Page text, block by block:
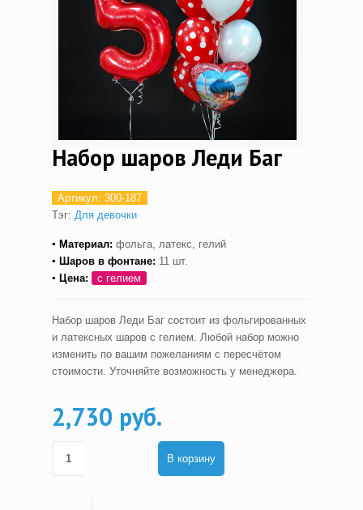
Набор шаров Леди Баг
Артикул: 300-187
Тэг: Для девочки
▪ Материал: фольга, латекс, гелий
▪ Шаров в фонтане: 11 шт.
▪ Цена:
с гелием
Набор шаров Леди Баг состоит из фольгированных
и латексных шаров с гелием. Любой набор можно
изменить по вашим пожеланиям с пересчётом
стоимости. Уточняйте возможность у менеджера.
2,730 руб.
В корзину